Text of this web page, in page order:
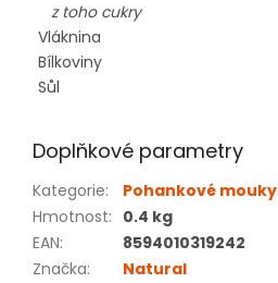
z toho cukry
Vláknina
Bílkoviny
Sůl
Doplňkové parametry
Kategorie:
Pohankové mouky
Hmotnost: 0.4 kg
EAN:
8594010319242
Značka: Natural